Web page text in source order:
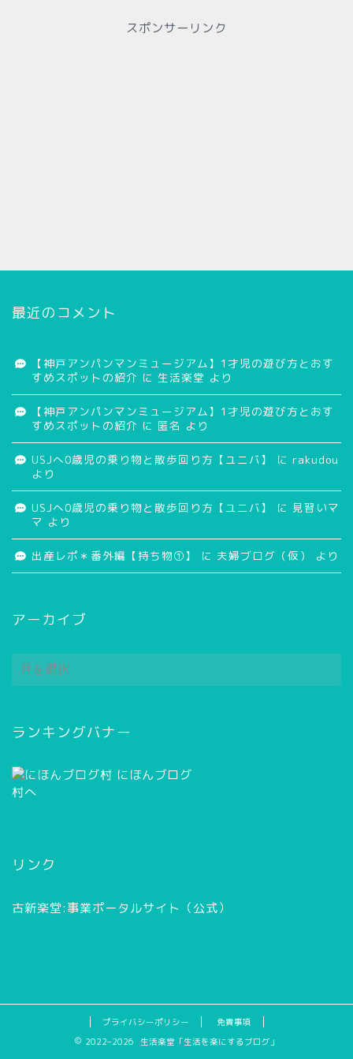
スポンサーリンク
最近のコメント
【神戸アンパンマンミュージアム】1才児の遊び方とおす
すめスポットの紹介 に 生活楽堂 より
【神戸アンパンマンミュージアム】1才児の遊び方とおす
すめスポットの紹介 に 匿名 より
USJへ0歳児の乗り物と散歩回り方【ユニバ】 に rakudou
より
USJへ0歳児の乗り物と散歩回り方【ユニバ】 に 見習いマ
マ より
出産レポ＊番外編【持ち物①】 に 夫婦ブログ（仮） より
アーカイブ
ア
ー
ブ
ランキングバナー
リンク
古新楽堂:事業ポータルサイト（公式）
プライバシーポリシー
免責事項
2022–2026 生活楽堂「生活を楽にするブログ」